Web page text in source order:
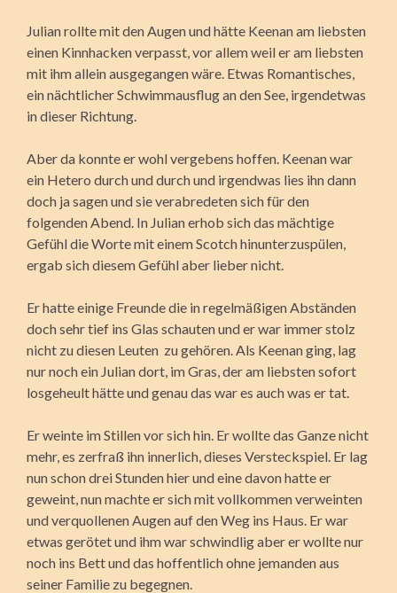
Julian rollte mit den Augen und hätte Keenan am liebsten
einen Kinnhacken verpasst, vor allem weil er am liebsten
mit ihm allein ausgegangen wäre. Etwas Romantisches,
ein nächtlicher Schwimmausflug an den See, irgendetwas
in dieser Richtung.
Aber da konnte er wohl vergebens hoffen. Keenan war
ein Hetero durch und durch und irgendwas lies ihn dann
doch ja sagen und sie verabredeten sich für den
folgenden Abend. In Julian erhob sich das mächtige
Gefühl die Worte mit einem Scotch hinunterzuspülen,
ergab sich diesem Gefühl aber lieber nicht.
Er hatte einige Freunde die in regelmäßigen Abständen
doch sehr tief ins Glas schauten und er war immer stolz
nicht zu diesen Leuten zu gehören. Als Keenan ging, lag
nur noch ein Julian dort, im Gras, der am liebsten sofort
losgeheult hätte und genau das war es auch was er tat.
Er weinte im Stillen vor sich hin. Er wollte das Ganze nicht
mehr, es zerfraß ihn innerlich, dieses Versteckspiel. Er lag
nun schon drei Stunden hier und eine davon hatte er
geweint, nun machte er sich mit vollkommen verweinten
und verquollenen Augen auf den Weg ins Haus. Er war
etwas gerötet und ihm war schwindlig aber er wollte nur
noch ins Bett und das hoffentlich ohne jemanden aus
seiner Familie zu begegnen.